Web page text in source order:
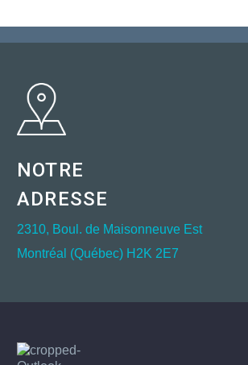
NOTRE
ADRESSE
2310, Boul. de Maisonneuve Est
Montréal (Québec) H2K 2E7